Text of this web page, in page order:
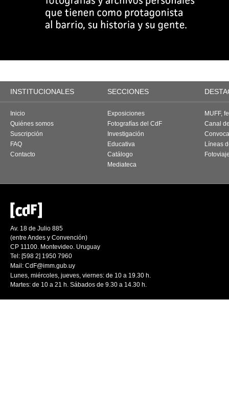
INSTITUCIONALES SECCIONES
Inicio
Quiénes somos
Suscripción
FAQ
Contacto
Exposiciones
Fotografías del CdF
Investigación
Educativa
Catálogo
Mediateca
MUFF,
Canal
Líneas
Av. 18 de Julio 885
(entre Andes y Convención)
CP 11100. Montevideo. Uruguay
Tel: [598 2] 1950 7960
Mail: CdF@imm.gub.uy
Lunes, miércoles, jueves, viernes: de 10 a 19.30 h.
Martes: de 10 a 21 h. Sábados de 9.30 a 14.30 h.